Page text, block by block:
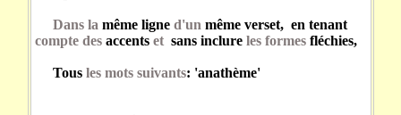
Dans la même ligne d'un même verset, en tenant
compte des accents et sans inclureles formes fléchies,
Tous les mots suivants: 'anathème'